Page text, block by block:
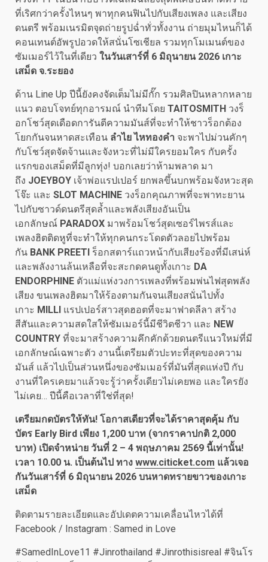
ที่เริศกว่าครั้งไหนๆ พาทุกคนฟินไปกับเสียงเพลง และเสียง
ดนตรี พร้อมเนรมิตจุดถ่ายรูปฉ่ำทั่วทั้งงาน ถ่ายมุมไหนก็ได้
คอนเทนต์อัพรูปอวดให้สนั่นโซเชียล รวมทุกโมเมนต์ของ
ซัมเมอร์ไว้ในที่เดียว ในวันเสาร์ที่ 6 มิถุนายน 2026 เกาะ
เสม็ด จ.ระยอง
ด้าน Line Up ปีนี้ยังคงจัดเต็มไม่มีกั๊ก รวมศิลปินหลากหลาย
แนว ตอบโจทย์ทุกอารมณ์ นำทีมโดย TAITOSMITH วงร็
อกโชว์สุดเดือดการันตีความมันส์ที่จะทำให้ชาวร็อกต้อง
โยกกันจนหาดสะเทือน ลำไย ไหทองคำ จะพาไปม่วนคักๆ
กับโชว์สุดจัดจ้านและจังหวะที่ไม่มีใครยอมใคร กับครั้ง
แรกของเสม็ดที่มีลูกทุ่ง! บอกเลยว่าห้ามพลาด มา
ถึง JOEYBOY เจ้าพ่อแรปเปอร์ ยกพลขึ้นบกพร้อมจังหวะสุด
โจ๊ะ และ SLOT MACHINE วงร็อกคุณภาพที่จะพาทะยาน
ไปกับซาวด์ดนตรีสุดล้ำและพลังเสียงอันเป็น
เอกลักษณ์ PARADOX มาพร้อมโชว์สุดเซอร์ไพรส์และ
เพลงฮิตติดหูที่จะทำให้ทุกคนกระโดดตัวลอยไปพร้อม
กัน BANK PREETI ร็อกสตาร์แถวหน้ากับเสียงร้องที่มีเสน่ห์
และพลังงานล้นเหลือที่จะสะกดคนดูทั้งเกาะ DA
ENDORPHINE ตัวแม่แห่งวงการเพลงที่พร้อมพ่นไฟสุดพลัง
เสียง ขนเพลงฮิตมาให้ร้องตามกันจนเสียงสนั่นไปทั้ง
เกาะ MILLI แรปเปอร์สาวสุดฮอตที่จะมาฟาดลีลา สร้าง
สีสันและความสดใสให้ซัมเมอร์นี้มีชีวิตชีวา และ NEW
COUNTRY ที่จะมาสร้างความคึกคักด้วยดนตรีแนวใหม่ที่มี
เอกลักษณ์เฉพาะตัว งานนี้เตรียมตัวปะทะที่สุดของความ
มันส์ แล้วไปเป็นส่วนหนึ่งของซัมเมอร์ที่มันที่สุดแห่งปี กับ
งานที่ใครเคยมาแล้วจะรู้ว่าครั้งเดียวไม่เคยพอ และใครยัง
ไม่เคย… ปีนี้คือเวลาที่ใช่ที่สุด!
เตรียมกดบัตรให้ทัน! โอกาสเดียวที่จะได้ราคาสุดคุ้ม กับ
บัตร Early Bird เพียง 1,200 บาท (จากราคาปกติ 2,000
บาท) เปิดจำหน่าย วันที่ 2 – 4 พฤษภาคม 2569 นี้เท่านั้น!
เวลา 10.00 น. เป็นต้นไป ทาง www.citicket.com แล้วเจอ
กันวันเสาร์ที่ 6 มิถุนายน 2026 บนหาดทรายขาวของเกาะ
เสม็ด
ติดตามรายละเอียดและอัปเดตความเคลื่อนไหวได้ที่
Facebook / Instagram : Samed in Love
#SamedInLove11 #Jinrothailand #Jinrothisisreal #จินโร